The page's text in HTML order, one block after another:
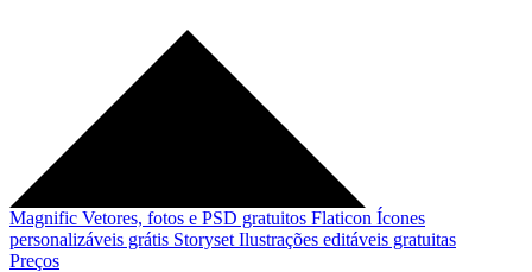
Magnific Vetores, fotos e PSD gratuitos Flaticon Ícones
personalizáveis grátis Storyset Ilustrações editáveis gratuitas
Preços